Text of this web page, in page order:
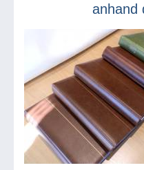
anhand